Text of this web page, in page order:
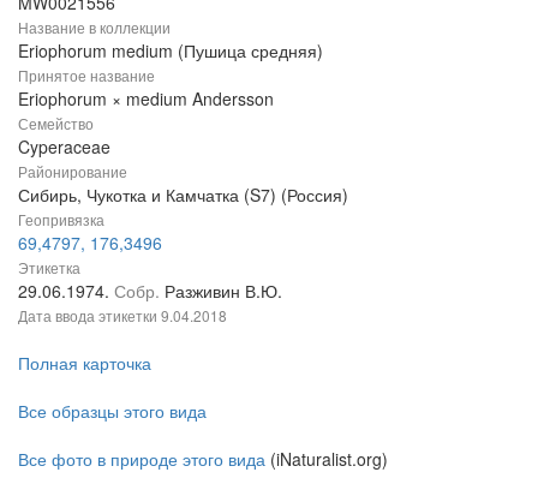
Название в коллекции
Eriophorum medium (Пушица средняя)
Принятое название
Eriophorum × medium Andersson
Семейство
Cyperaceae
Районирование
Сибирь, Чукотка и Камчатка (S7) (Россия)
Геопривязка
69,4797, 176,3496
Этикетка
29.06.1974. Собр. Разживин В.Ю.
Дата ввода этикетки 9.04.2018
Полная карточка
Все образцы этого вида
Все фото в природе этого вида (iNaturalist.org)